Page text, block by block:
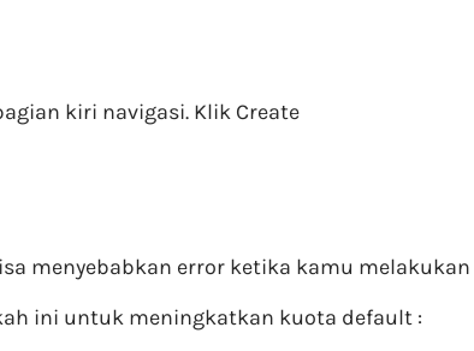
kiri navigasi. Klik Create
menyebabkan error ketika kamu melakukan
ini untuk meningkatkan kuota default :